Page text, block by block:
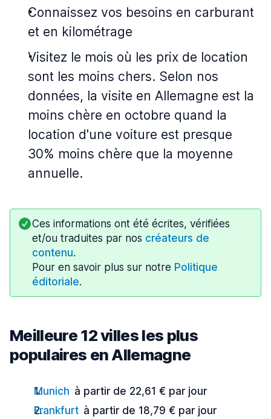
Connaissez vos besoins en carburant
et en kilométrage
Visitez le mois où les prix de location
sont les moins chers. Selon nos
données, la visite en Allemagne est la
moins chère en octobre quand la
location d'une voiture est presque
30% moins chère que la moyenne
annuelle.
Ces informations ont été écrites, vérifiées
et/ou traduites par nos créateurs de
contenu.
Pour en savoir plus sur notre Politique
éditoriale.
Meilleure 12 villes les plus
populaires en Allemagne
Munich à partir de 22,61 € par jour
Frankfurt à partir de 18,79 € par jour